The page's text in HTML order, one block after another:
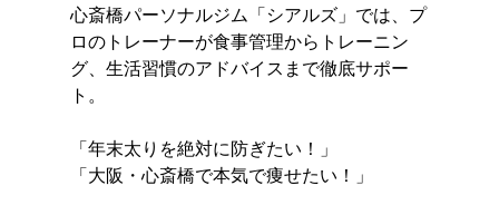
心斎橋パーソナルジム「シアルズ」では、プ
ロのトレーナーが食事管理からトレーニン
グ、生活習慣のアドバイスまで徹底サポー
ト。
「年末太りを絶対に防ぎたい！」
「大阪・心斎橋で本気で痩せたい！」